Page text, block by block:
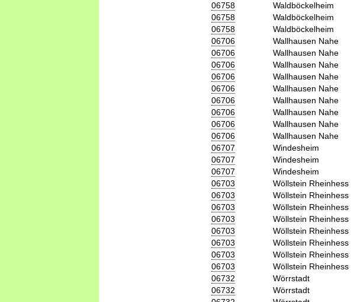
06758
Waldböckelheim
06758
Waldböckelheim
06758
Waldböckelheim
06706
Wallhausen Nahe
06706
Wallhausen Nahe
06706
Wallhausen Nahe
06706
Wallhausen Nahe
06706
Wallhausen Nahe
06706
Wallhausen Nahe
06706
Wallhausen Nahe
06706
Wallhausen Nahe
06706
Wallhausen Nahe
06707
Windesheim
06707
Windesheim
06707
Windesheim
06703
Wöllstein Rheinhess
06703
Wöllstein Rheinhess
06703
Wöllstein Rheinhess
06703
Wöllstein Rheinhess
06703
Wöllstein Rheinhess
06703
Wöllstein Rheinhess
06703
Wöllstein Rheinhess
06703
Wöllstein Rheinhess
06732
Wörrstadt
06732
Wörrstadt